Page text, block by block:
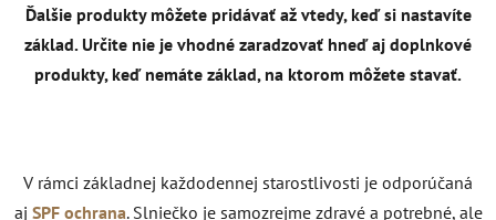
Ďalšie produkty môžete pridávať až vtedy, keď si nastavíte
základ. Určite nie je vhodné zaradzovať hneď aj doplnkové
produkty, keď nemáte základ, na ktorom môžete stavať.
V rámci základnej každodennej starostlivosti je odporúčaná
aj SPF ochrana. Slniečko je samozrejme zdravé a potrebné, ale